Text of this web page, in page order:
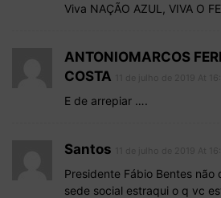
Viva NAÇÃO AZUL, VIVA O
ANTONIOMARCOS
COSTA
E de arrepiar ….
Santos
Presidente Fábio Bentes não
sede social estraqui o q vc